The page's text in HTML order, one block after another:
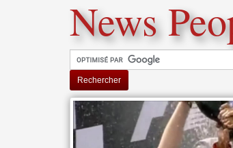
News
Rechercher